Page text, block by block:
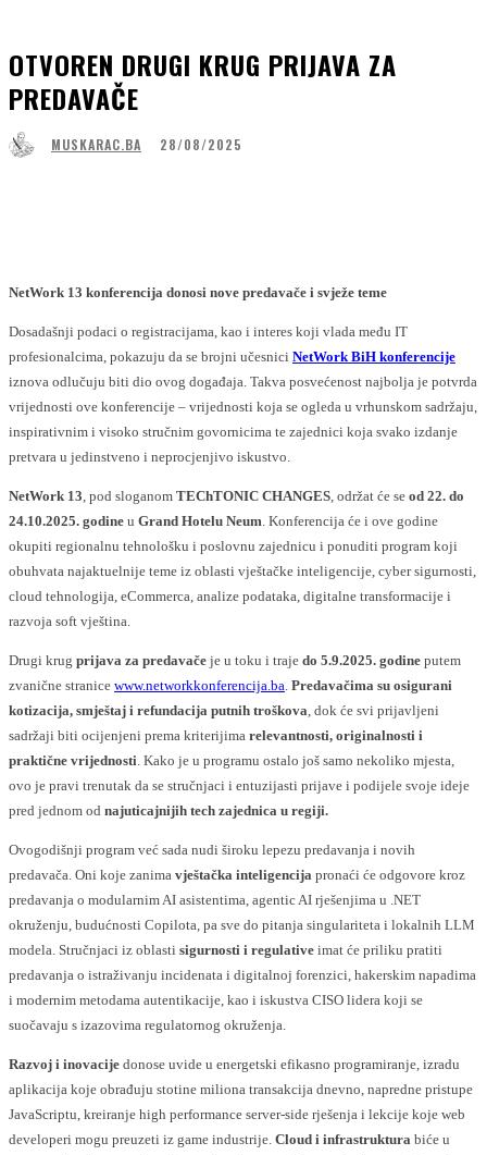
OTVOREN DRUGI KRUG PRIJAVA ZA
PREDAVAČE
MUSKARAC.BA 28/08/2025
NetWork 13 konferencija donosi nove predavače i svježe teme
Dosadašnji podaci o registracijama, kao i interes koji vlada među IT
profesionalcima, pokazuju da se brojni učesnici NetWork BiH konferencije
iznova odlučuju biti dio ovog događaja. Takva posvećenost najbolja je potvrda
vrijednosti ove konferencije – vrijednosti koja se ogleda u vrhunskom sadržaju,
inspirativnim i visoko stručnim govornicima te zajednici koja svako izdanje
pretvara u jedinstveno i neprocjenjivo iskustvo.
NetWork 13, pod sloganom TEChTONIC CHANGES, održat će se od 22. do
24.10.2025. godine u Grand Hotelu Neum. Konferencija će i ove godine
okupiti regionalnu tehnološku i poslovnu zajednicu i ponuditi program koji
obuhvata najaktuelnije teme iz oblasti vještačke inteligencije, cyber sigurnosti,
cloud tehnologija, eCommerca, analize podataka, digitalne transformacije i
razvoja soft vještina.
Drugi krug prijava za predavače je u toku i traje do 5.9.2025. godine putem
zvanične stranice www.networkkonferencija.ba. Predavačima su osigurani
kotizacija, smještaj i refundacija putnih troškova, dok će svi prijavljeni
sadržaji biti ocijenjeni prema kriterijima relevantnosti, originalnosti i
praktične vrijednosti. Kako je u programu ostalo još samo nekoliko mjesta,
ovo je pravi trenutak da se stručnjaci i entuzijasti prijave i podijele svoje ideje
pred jednom od najuticajnijih tech zajednica u regiji.
Ovogodišnji program već sada nudi široku lepezu predavanja i novih
predavača. Oni koje zanima vještačka inteligencija pronaći će odgovore kroz
predavanja o modularnim AI asistentima, agentic AI rješenjima u .NET
okruženju, budućnosti Copilota, pa sve do pitanja singulariteta i lokalnih LLM
modela. Stručnjaci iz oblasti sigurnosti i regulative imat će priliku pratiti
predavanja o istraživanju incidenata i digitalnoj forenzici, hakerskim napadima
i modernim metodama autentikacije, kao i iskustva CISO lidera koji se
suočavaju s izazovima regulatornog okruženja.
Razvoj i inovacije donose uvide u energetski efikasno programiranje, izradu
aplikacija koje obrađuju stotine miliona transakcija dnevno, napredne pristupe
JavaScriptu, kreiranje high performance server-side rješenja i lekcije koje web
developeri mogu preuzeti iz game industrije. Cloud i infrastruktura biće u